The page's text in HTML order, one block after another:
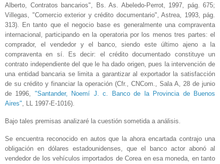
Alberto, Contratos bancarios", Bs. As. Abeledo-Perrot, 1997, pág. 675;
Villegas, "Comercio exterior y crédito documentario", Astrea, 1993, pág.
313). En tanto que el negocio base es generalmente una compraventa
internacional, participando en la operatoria por los menos tres partes: el
comprador, el vendedor y el banco, siendo este último ajeno a la
compraventa en sí. Es decir: el crédito documentado constituye un
contrato independiente del que le ha dado origen, pues la intervención de
una entidad bancaria se limita a garantizar al exportador la satisfacción
de su crédito y financiar la operación (Cfr., CNCom., Sala A, 28 de junio
de 1996, "Santander, Noemí J. c. Banco de la Provincia de Buenos
Aires", LL 1997-E-1016).
Bajo tales premisas analizaré la cuestión sometida a análisis.
Se encuentra reconocido en autos que la ahora encartada contrajo una
obligación en dólares estadounidenses, que el banco actor abonó al
vendedor de los vehículos importados de Corea en esa moneda, en tanto